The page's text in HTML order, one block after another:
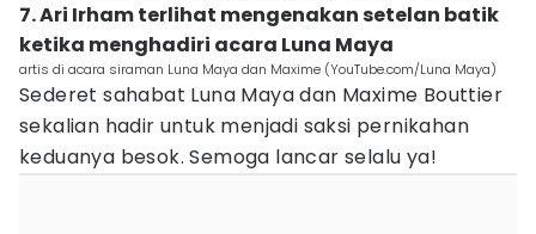
7. Ari Irham terlihat mengenakan setelan batik
ketika menghadiri acara Luna Maya
artis di acara siraman Luna Maya dan Maxime (YouTube.com/Luna Maya)
Sederet sahabat Luna Maya dan Maxime Bouttier
sekalian hadir untuk menjadi saksi pernikahan
keduanya besok. Semoga lancar selalu ya!